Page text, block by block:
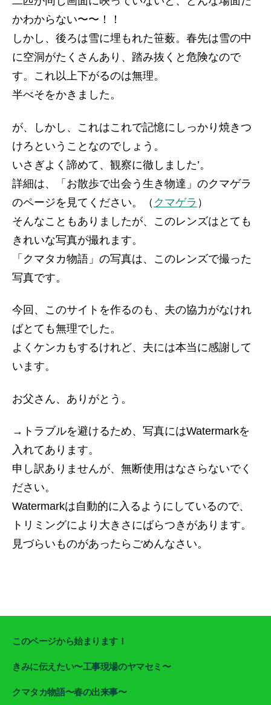
かわからない〜〜！！
しかし、後ろは雪に埋もれた笹薮。春先は雪の中
に空洞がたくさんあり、踏み抜くと危険なので
す。これ以上下がるのは無理。
半べそをかきました。
が、しかし、これはこれで記憶にしっかり焼きつ
けろということなのでしょう。
いさぎよく諦めて、観察に徹しました’。
詳細は、「お散歩で出会う生き物達」のクマゲラ
のページを見てください。（ クマゲラ ）
そんなこともありましたが、このレンズはとても
きれいな写真が撮れます。
「クマタカ物語」の写真は、このレンズで撮った
写真です。
今回、このサイトを作るのも、夫の協力がなけれ
ばとても無理でした。
よくケンカもするけれど、夫には本当に感謝して
います。
お父さん、ありがとう。
→トラブルを避けるため、写真にはWatermarkを
入れてあります。
申し訳ありませんが、無断使用はなさらないでく
ださい。
Watermarkは自動的に入るようにしているので、
トリミングにより大きさにばらつきがあります。
見づらいものがあったらごめんなさい。
このページから始まります！
きみに伝えたい〜工事現場のヤマセミ〜
クマタカ物語〜春の出来事〜